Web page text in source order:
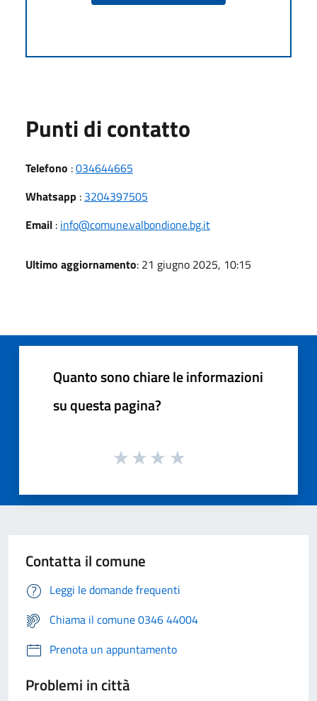
Punti di contatto
Telefono :034644665
Whatsapp : 3204397505
Email : info@comune.valbondione.bg.it
Ultimo aggiornamento: 21 giugno 2025, 10:15
Quanto sono chiare le informazioni
su questa pagina?
Contatta il comune
Leggi le domande frequenti
Chiama il comune 0346 44004
Prenota un appuntamento
Problemi in città